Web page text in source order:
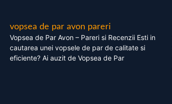
vopsea de par avon pareri
Vopsea de Par Avon – Pareri si Recenzii Esti in
cautarea unei vopsele de par de calitate si
eficiente? Ai auzit de Vopsea de Par